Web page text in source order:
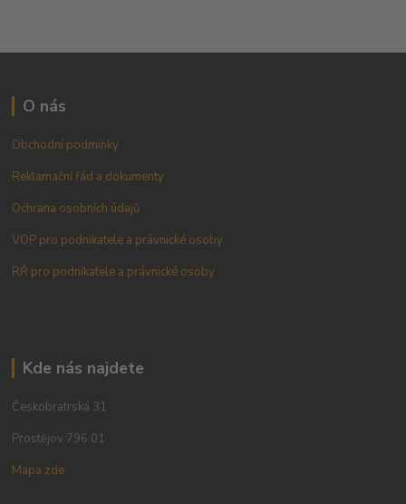
O nás
Obchodní podmínky
Reklamační řád a dokumenty
Ochrana osobních údajů
VOP pro podnikatele a právnické osoby
RŘ pro podnikatele a právnické osoby
Kde nás najdete
Českobratrská 31
Prostějov 796 01
Mapa zde